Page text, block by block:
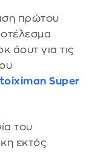
πρώτου
άουτ για τις
Super
του
εκτός